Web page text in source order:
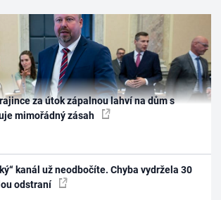
za útok zápalnou lahví na dům s
mimořádný zásah
kanál už neodbočíte. Chyba vydržela 30
odstraní